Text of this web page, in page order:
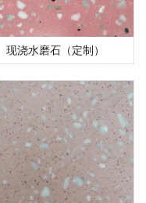
现浇水磨石（定制）